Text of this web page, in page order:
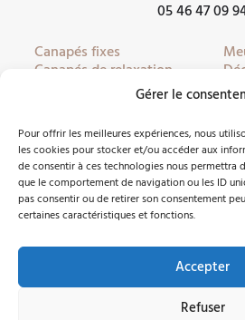
Gérer le
Pour offrir les meilleures expériences, nous
les cookies pour stocker et/ou accéder aux
de consentir à ces technologies nous permettra
que le comportement de navigation ou les ID
pas consentir ou de retirer son consentement
certaines caractéristiques et fonctions.
Accepter
Refuser
05 46 47 09
Canapés fixes
Canapés de relaxation
Canapés convertibles
Meubles côté JOUR
Facebook
Nous contacter